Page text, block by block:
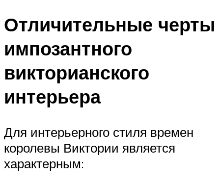
Отличительные черты
импозантного
викторианского
интерьера
Для интерьерного стиля времен
королевы Виктории является
характерным: